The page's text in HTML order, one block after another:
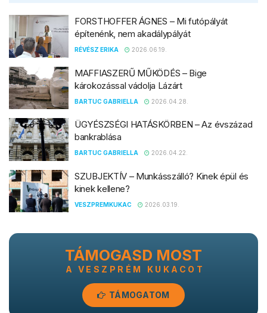
FORSTHOFFER ÁGNES – Mi futópályát
építenénk, nem akadálypályát
RÉVÉSZ ERIKA 2026.06.19.
MAFFIASZERŰ MŰKÖDÉS – Bige
károkozással vádolja Lázárt
BARTUC GABRIELLA 2026.04.28.
ÜGYÉSZSÉGI HATÁSKÖRBEN – Az évszázad
bankrablása
BARTUC GABRIELLA 2026.04.22.
SZUBJEKTÍV – Munkásszálló? Kinek épül és
kinek kellene?
VESZPREMKUKAC 2026.03.19.
TÁMOGASD MOST
A VESZPRÉM KUKACOT
TÁMOGATOM